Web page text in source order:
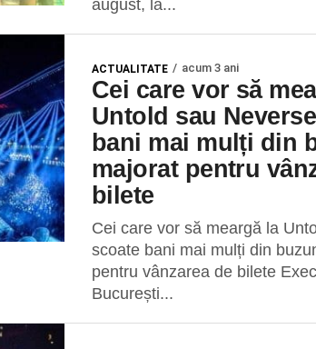
august, la...
ACTUALITATE acum 3 ani
Cei care vor să
Untold sau
bani mai mulți din
majorat pentru
bilete
Cei care vor să meargă la
scoate bani mai mulți din
pentru vânzarea de bilete
București...